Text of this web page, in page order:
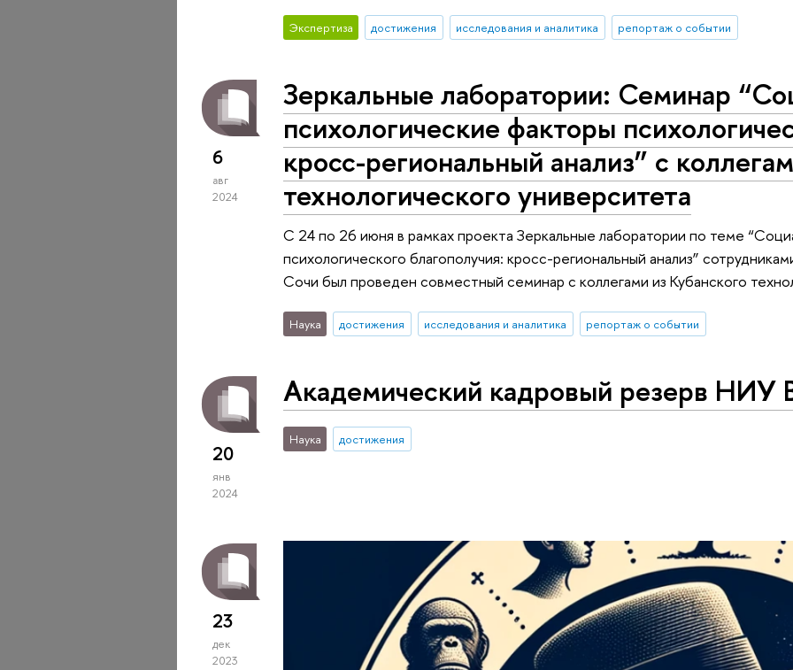
Экспертиза достижения исследования и аналитика репортаж о событии
6
авг
2024
Зеркальные лаборатории: Семинар
психологические факторы
кросс-региональный анализ” с
технологического университета
С 24 по 26 июня в рамках проекта Зеркальные лаборатории по теме
психологического благополучия: кросс-региональный анализ”
Сочи был проведен совместный семинар с коллегами из Кубанского
Наука достижения исследования и аналитика репортаж о событии
20
янв
2024
Академический кадровый резерв
Наука достижения
23
дек
2023